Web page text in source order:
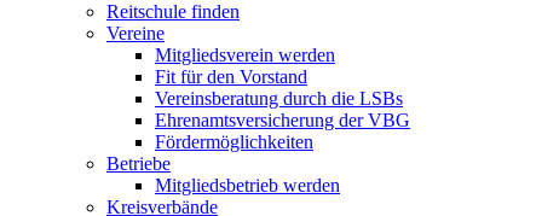
Reitschule finden
Vereine
Mitgliedsverein werden
Fit für den Vorstand
Vereinsberatung durch die LSBs
Ehrenamtsversicherung der VBG
Fördermöglichkeiten
Betriebe
Mitgliedsbetrieb werden
Kreisverbände